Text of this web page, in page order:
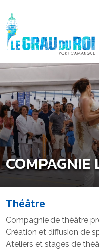
COMPAGNIE
Théâtre
Compagnie de théâtre
Création et diffusion de
Ateliers et stages de